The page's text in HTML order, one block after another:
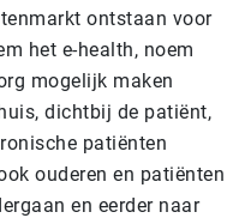
ontstaan voor
het e-health, noem
mogelijk maken
dichtbij de patiënt,
patiënten
ouderen en patiënten
en eerder naar